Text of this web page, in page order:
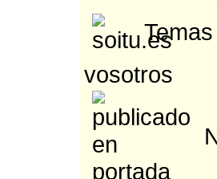
vosotros